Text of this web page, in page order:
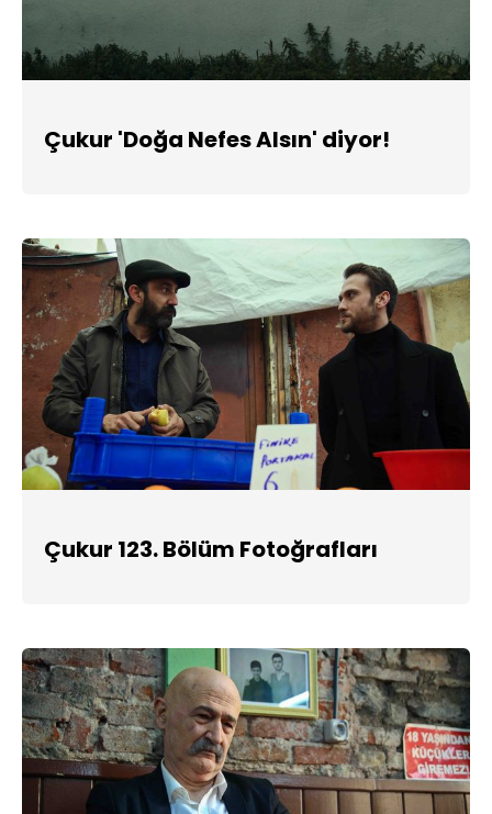
Çukur 'Doğa Nefes Alsın' diyor!
Çukur 123. Bölüm Fotoğrafları